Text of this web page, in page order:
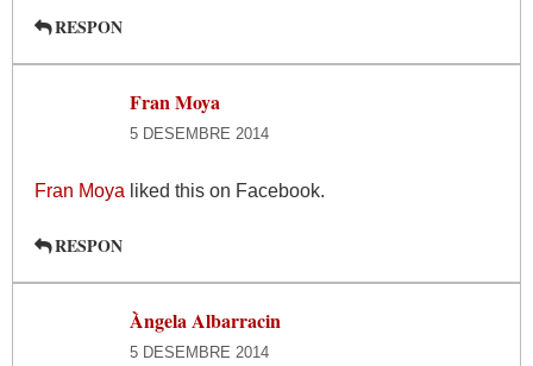
RESPON
Fran Moya
5 DESEMBRE 2014
Fran Moya liked this on Facebook.
RESPON
Àngela Albarracin
5 DESEMBRE 2014